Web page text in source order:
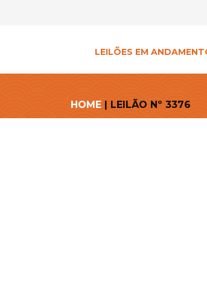
LEILÕES EM
HOME | LEILÃO Nº 3376